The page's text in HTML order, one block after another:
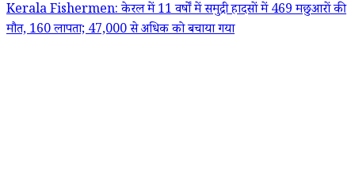
Kerala Fishermen: केरल में 11 वर्षों में समुद्री हादसों में 469 मछुआरों की
मौत, 160 लापता; 47,000 से अधिक को बचाया गया